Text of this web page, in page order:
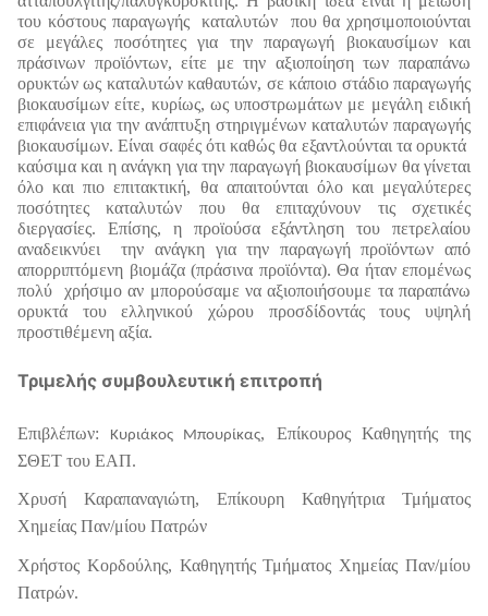
του κόστους παραγωγής καταλυτών που θα χρησιμοποιούνται
σε μεγάλες ποσότητες για την παραγωγή βιοκαυσίμων και
πράσινων προϊόντων, είτε με την αξιοποίηση των παραπάνω
ορυκτών ως καταλυτών καθαυτών, σε κάποιο στάδιο παραγωγής
βιοκαυσίμων είτε, κυρίως, ως υποστρωμάτων με μεγάλη ειδική
επιφάνεια για την ανάπτυξη στηριγμένων καταλυτών παραγωγής
βιοκαυσίμων. Είναι σαφές ότι καθώς θα εξαντλούνται τα ορυκτά
καύσιμα και η ανάγκη για την παραγωγή βιοκαυσίμων θα γίνεται
όλο και πιο επιτακτική, θα απαιτούνται όλο και μεγαλύτερες
ποσότητες καταλυτών που θα επιταχύνουν τις σχετικές
διεργασίες. Επίσης, η προϊούσα εξάντληση του πετρελαίου
αναδεικνύει την ανάγκη για την παραγωγή προϊόντων από
απορριπτόμενη βιομάζα (πράσινα προϊόντα). Θα ήταν επομένως
πολύ χρήσιμο αν μπορούσαμε να αξιοποιήσουμε τα παραπάνω
ορυκτά του ελληνικού χώρου προσδίδοντάς τους υψηλή
προστιθέμενη αξία.
Τριμελής συμβουλευτική επιτροπή
Επιβλέπων: Κυριάκος Μπουρίκας, Επίκουρος Καθηγητής της
ΣΘΕΤ του ΕΑΠ.
Χρυσή Καραπαναγιώτη, Επίκουρη Καθηγήτρια Τμήματος
Χημείας Παν/μίου Πατρών
Χρήστος Κορδούλης, Καθηγητής Τμήματος Χημείας Παν/μίου
Πατρών.